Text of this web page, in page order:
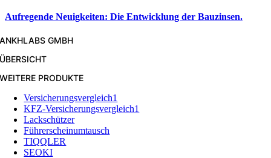
Aufregende Neuigkeiten: Die Entwicklung der Bauzinsen.
ANKHLABS GMBH
ÜBERSICHT
WEITERE PRODUKTE
Versicherungsvergleich1
KFZ-Versicherungsvergleich1
Lackschützer
Führerscheinumtausch
TIQQLER
SEOKI